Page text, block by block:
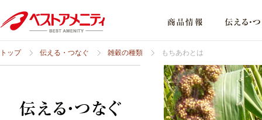
トップ 伝える・つなぐ 雑穀の種類 もちあわとは